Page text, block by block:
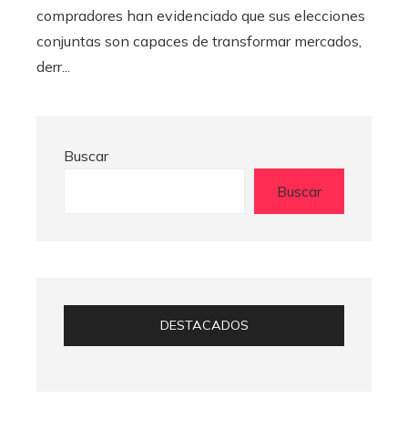
compradores han evidenciado que sus elecciones
conjuntas son capaces de transformar mercados,
derr...
Buscar
Buscar
DESTACADOS